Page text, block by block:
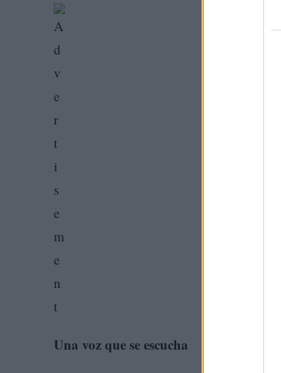
Una voz que se escucha